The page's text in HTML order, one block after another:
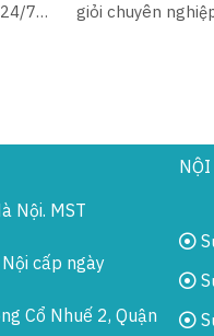
7
giỏi chuyên
Nội. MST
cấp ngày
Cổ Nhuế 2, Quận